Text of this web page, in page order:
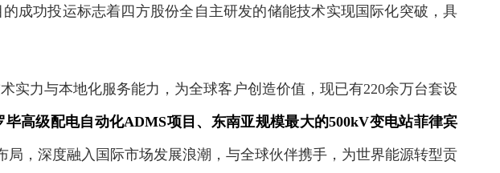
成功投运标志着四方股份全自主研发的储能技术实现国际化突破，具
实力与本地化服务能力，为全球客户创造价值，现已有220余万台套设
高级配电自动化ADMS项目、东南亚规模最大的500kV变电站菲律宾
局，深度融入国际市场发展浪潮，与全球伙伴携手，为世界能源转型贡